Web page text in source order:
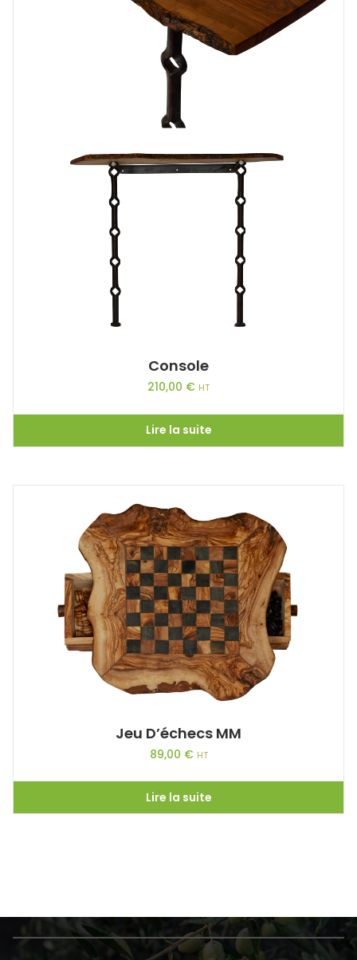
Console
210,00 € HT
Lire la suite
Jeu D’échecs MM
89,00 € HT
Lire la suite